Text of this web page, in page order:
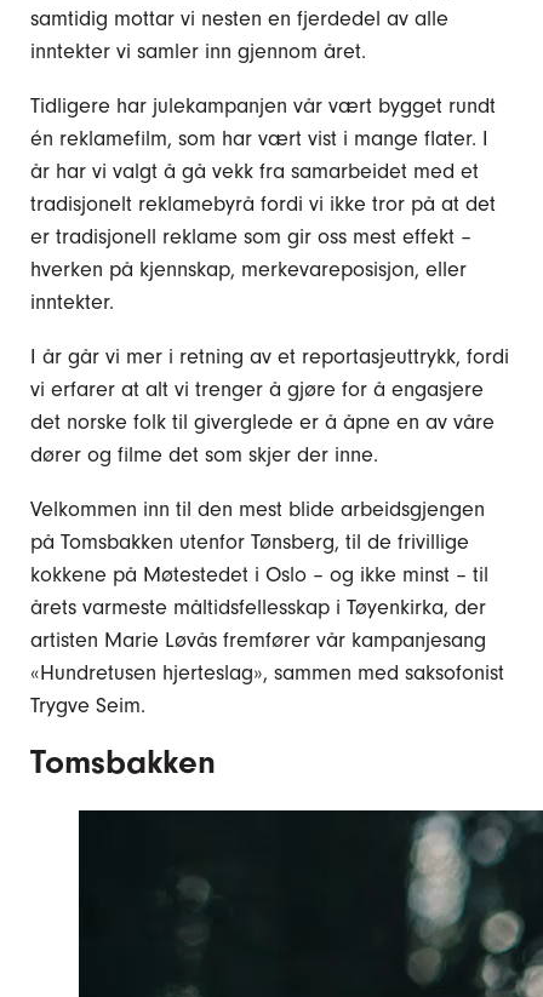
samtidig mottar vi nesten en fjerdedel av alle
inntekter vi samler inn gjennom året.
Tidligere har julekampanjen vår vært bygget rundt
én reklamefilm, som har vært vist i mange flater. I
år har vi valgt å gå vekk fra samarbeidet med et
tradisjonelt reklamebyrå fordi vi ikke tror på at det
er tradisjonell reklame som gir oss mest effekt –
hverken på kjennskap, merkevareposisjon, eller
inntekter.
I år går vi mer i retning av et reportasjeuttrykk, fordi
vi erfarer at alt vi trenger å gjøre for å engasjere
det norske folk til giverglede er å åpne en av våre
dører og filme det som skjer der inne.
Velkommen inn til den mest blide arbeidsgjengen
på Tomsbakken utenfor Tønsberg, til de frivillige
kokkene på Møtestedet i Oslo – og ikke minst – til
årets varmeste måltidsfellesskap i Tøyenkirka, der
artisten Marie Løvås fremfører vår kampanjesang
«Hundretusen hjerteslag», sammen med saksofonist
Trygve Seim.
Tomsbakken